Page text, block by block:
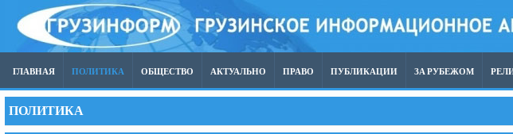
ГЛАВНАЯ ПОЛИТИКА ОБЩЕСТВО АКТУАЛЬНО ПРАВО ПУБЛИКАЦИИ ЗА РУБЕЖОМ
ПОЛИТИКА